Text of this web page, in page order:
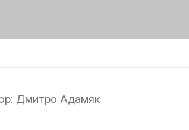
Дмитро Адамяк